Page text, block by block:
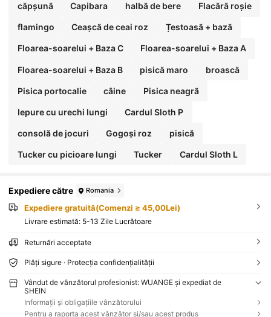
căpșună Capibara halbă de bere Flacără roșie
flamingo Ceașcă de ceai roz Țestoasă + bază
Floarea-soarelui + Baza C Floarea-soarelui + Baza A
Floarea-soarelui + Baza B pisică maro broască
Pisica portocalie câine Pisica neagră
Iepure cu urechi lungi Cardul Sloth P
consolă de jocuri Gogoși roz pisică
Tucker cu picioare lungi Tucker Cardul Sloth L
Expediere către Romania
Expediere gratuită(Comenzi ≥ 45,00Lei)
Livrare estimată: 5-13 Zile Lucrătoare
Returnări acceptate
Plăți sigure · Protecția confidențialității
Vândut de vânzătorul profesionist: WUANGE și expediat de
SHEIN
Informații și obligațiile vânzătorului
Pentru a raporta acest vânzător și/sau acest produs